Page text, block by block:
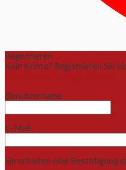
Registrieren
Kein Konto? Registrieren Sie
Benutzername
E-Mail
Sie erhalten eine Bestätigung